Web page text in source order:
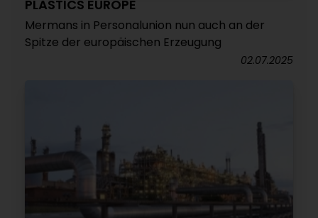
PLASTICS EUROPE
Mermans in Personalunion nun auch an der
Spitze der europäischen Erzeugung
02.07.2025